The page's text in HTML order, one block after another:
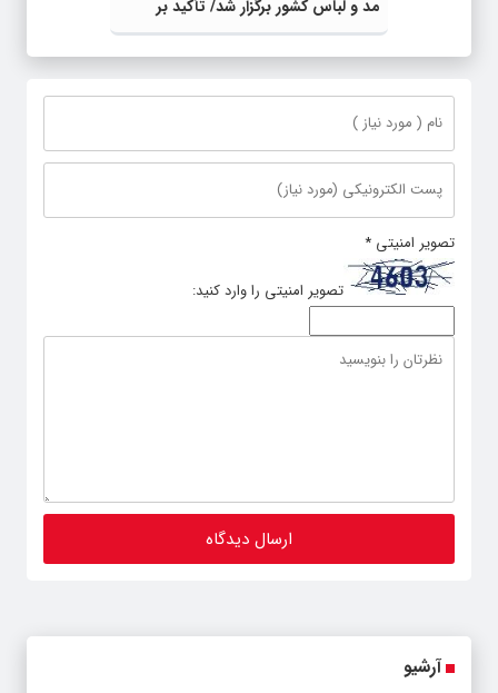
مد و لباس کشور برگزار شد/ تأکید بر
مرجعیت کارگروه در ساماندهی مد و
لباس ایران
تصویر امنیتی *
تصویر امنیتی را وارد کنید:
آرشیو